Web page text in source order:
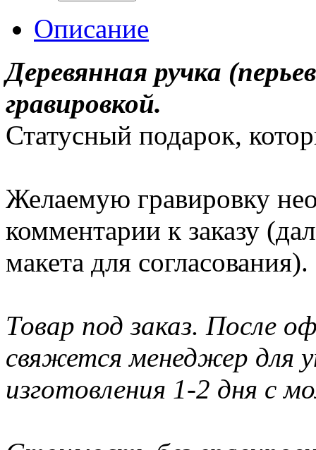
Описание
Деревянная ручка
гравировкой.
Статусный подарок,
Желаемую гравировку
комментарии к заказу
макета для согласования).
Товар под заказ. После
свяжется менеджер для
изготовления 1-2 дня с